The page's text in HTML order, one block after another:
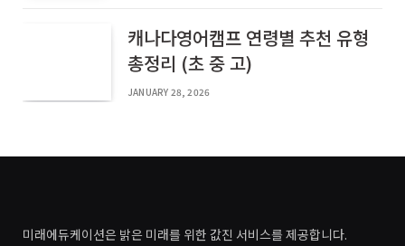
캐나다영어캠프 연령별 추천 유형
총정리 (초 중 고)
JANUARY 28, 2026
미래에듀케이션은 밝은 미래를 위한 값진 서비스를 제공합니다.